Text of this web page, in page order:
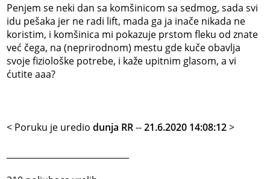
Penjem se neki dan sa komšinicom sa sedmog, sada svi
idu pešaka jer ne radi lift, mada ga ja inače nikada ne
koristim, i komšinica mi pokazuje prstom fleku od znate
već čega, na (neprirodnom) mestu gde kuče obavlja
svoje fiziološke potrebe, i kaže upitnim glasom, a vi
ćutite aaa?
< Poruku je urediodunja RR--21.6.2020 14:08:12>